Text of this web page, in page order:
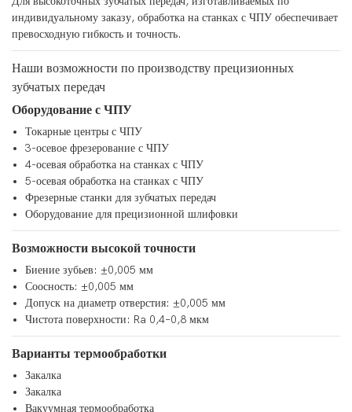
индивидуальному заказу, обработка на станках с ЧПУ обеспечивает
превосходную гибкость и точность.
Наши возможности по производству прецизионных
зубчатых передач
Оборудование с ЧПУ
Токарные центры с ЧПУ
3-осевое фрезерование с ЧПУ
4-осевая обработка на станках с ЧПУ
5-осевая обработка на станках с ЧПУ
Фрезерные станки для зубчатых передач
Оборудование для прецизионной шлифовки
Возможности высокой точности
Биение зубьев: ±0,005 мм
Соосность: ±0,005 мм
Допуск на диаметр отверстия: ±0,005 мм
Чистота поверхности: Ra 0,4–0,8 мкм
Варианты термообработки
Закалка
Закалка
Вакуумная термообработка